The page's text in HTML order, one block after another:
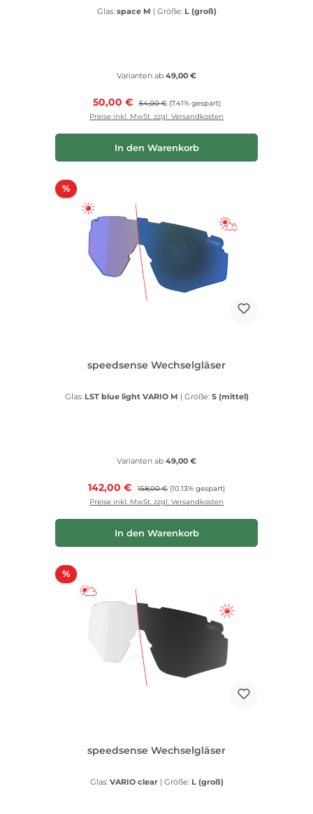
Glas: space M | Größe: L (groß)
Varianten ab 49,00 €
Verkaufspreis:
50,00 € Regulärer Preis:
54,00 € (7.41% gespart)
Preise inkl. MwSt. zzgl. Versandkosten
In den Warenkorb
%Rabatt
speedsense Wechselgläser
Glas: LST blue light VARIO M | Größe: S (mittel)
Varianten ab 49,00 €
Verkaufspreis:
142,00 € Regulärer Preis:
158,00 € (10.13% gespart)
Preise inkl. MwSt. zzgl. Versandkosten
In den Warenkorb
%Rabatt
speedsense Wechselgläser
Glas: VARIO clear | Größe: L (groß)